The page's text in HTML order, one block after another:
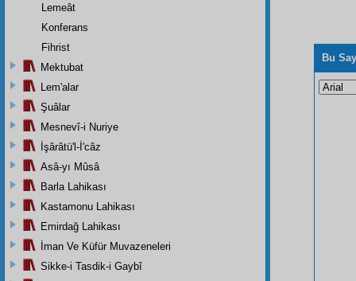
Bu
Lemeât
Konferans
Fihrist
Mektubat
Lem'alar
Şuâlar
Mesnevî-i Nuriye
İşârâtü'l-İ'câz
Asâ-yı Mûsâ
Barla Lahikası
Kastamonu Lahikası
Emirdağ Lahikası
İman Ve Küfür Muvazeneleri
Sikke-i Tasdik-i Gaybî